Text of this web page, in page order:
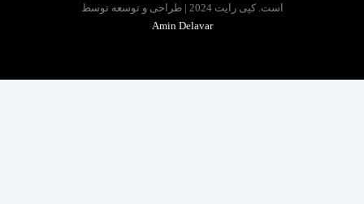
است. کپی رایت 2024 | طراحی و توسعه توسط
Amin Delavar